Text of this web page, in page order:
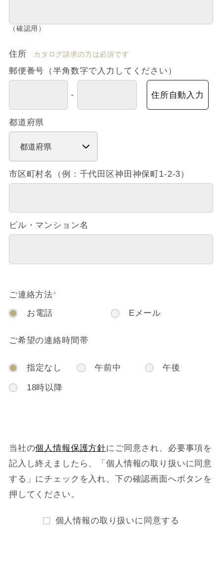
（確認用）
住所 カタログ請求の方は必須です
郵便番号（半角数字で入力してください）
- 住所自動入力
都道府県
市区町村名（例：千代田区神田神保町1-2-3）
ビル・マンション名
ご連絡方法*
お電話
Eメール
ご希望の連絡時間帯
指定なし 午前中 午後
18時以降
当社の個人情報保護方針にご同意され、必要事項を
記入し終えましたら、
「個人情報の取り扱いに同意
する」にチェックを入れ、下の確認画面へボタンを
押してください。
個人情報の取り扱いに同意する